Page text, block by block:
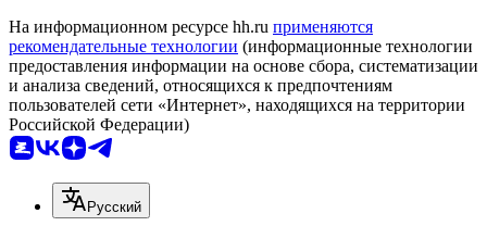
На информационном ресурсе hh.ru применяются
рекомендательные технологии (информационные технологии
предоставления информации на основе сбора, систематизации
и анализа сведений, относящихся к предпочтениям
пользователей сети «Интернет», находящихся на территории
Российской Федерации)
Русский